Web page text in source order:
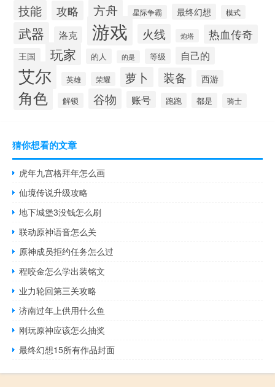
技能 攻略 方舟 星际争霸 最终幻想 模式
武器 洛克 游戏 火线 炮塔 热血传奇
王国 玩家 的人 的是 等级 自己的
艾尔 英雄 荣耀 萝卜 装备 西游
角色 解锁 谷物 账号 跑跑 都是 骑士
猜你想看的文章
虎年九宫格拜年怎么画
仙境传说升级攻略
地下城堡3没钱怎么刷
联动原神语音怎么关
原神成员拒约任务怎么过
程咬金怎么学出装铭文
业力轮回第三关攻略
济南过年上供用什么鱼
刚玩原神应该怎么抽奖
最终幻想15所有作品封面